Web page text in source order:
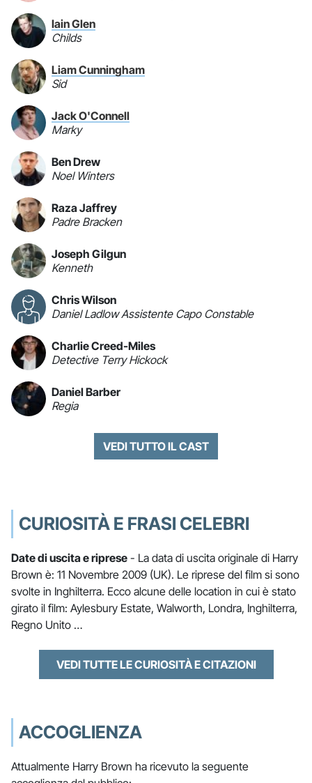
Iain Glen
Childs
Liam Cunningham
Sid
Jack O'Connell
Marky
Ben Drew
Noel Winters
Raza Jaffrey
Padre Bracken
Joseph Gilgun
Kenneth
Chris Wilson
Daniel Ladlow Assistente Capo Constable
Charlie Creed-Miles
Detective Terry Hickock
Daniel Barber
Regia
VEDI TUTTO IL CAST
CURIOSITÀ E FRASI CELEBRI
Date di uscita e riprese - La data di uscita originale di Harry
Brown è: 11 Novembre 2009 (UK). Le riprese del film si sono
svolte in Inghilterra. Ecco alcune delle location in cui è stato
girato il film: Aylesbury Estate, Walworth, Londra, Inghilterra,
Regno Unito …
VEDI TUTTE LE CURIOSITÀ E CITAZIONI
ACCOGLIENZA
Attualmente Harry Brown ha ricevuto la seguente